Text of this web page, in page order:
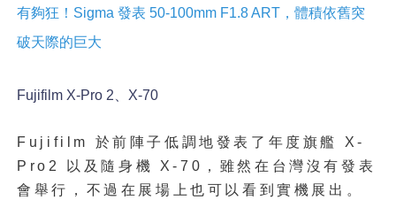
有夠狂！Sigma 發表 50-100mm F1.8 ART，體積依舊突
破天際的巨大
Fujifilm X-Pro 2、X-70
Fujifilm 於前陣子低調地發表了年度旗艦 X-
Pro2 以及隨身機 X-70，雖然在台灣沒有發表
會舉行，不過在展場上也可以看到實機展出。